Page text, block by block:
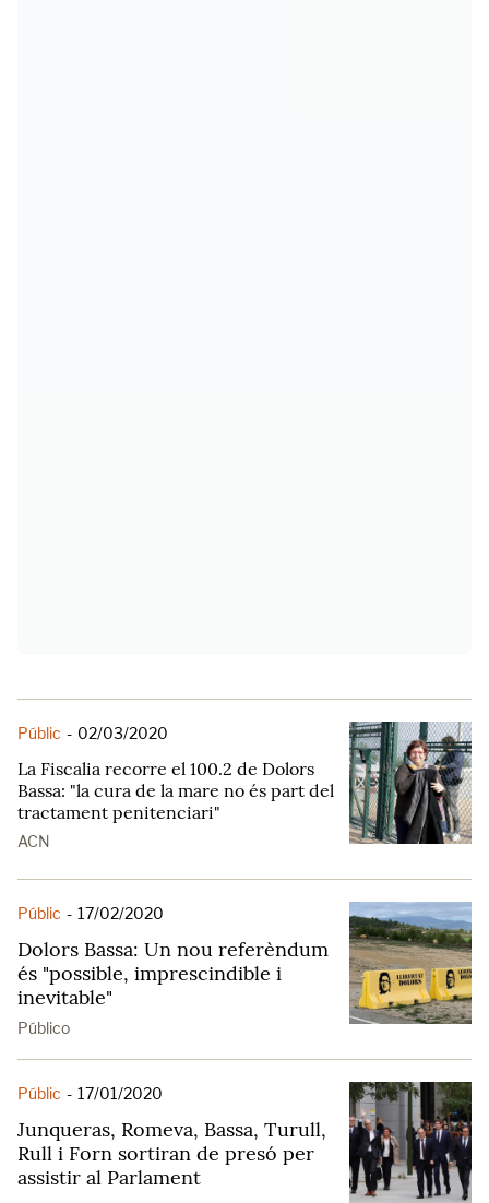
Públic - 02/03/2020
La Fiscalia recorre el 100.2 de Dolors
Bassa: "la cura de la mare no és part del
tractament penitenciari"
ACN
Públic - 17/02/2020
Dolors Bassa: Un nou referèndum
és "possible, imprescindible i
inevitable"
Público
Públic - 17/01/2020
Junqueras, Romeva, Bassa, Turull,
Rull i Forn sortiran de presó per
assistir al Parlament